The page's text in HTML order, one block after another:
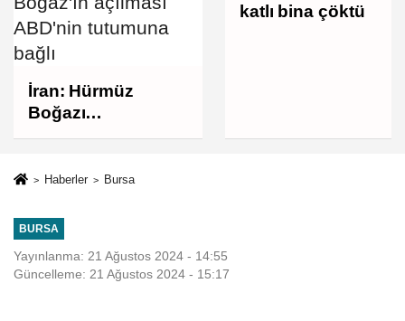
İran: Hürmüz
Boğazı
müzakereleri son
açılması ABD'nin
katlı bina çöktü
Haberler Bursa
BURSA
Yayınlanma: 21 Ağustos 2024 - 14:55
Güncelleme: 21 Ağustos 2024 - 15:17